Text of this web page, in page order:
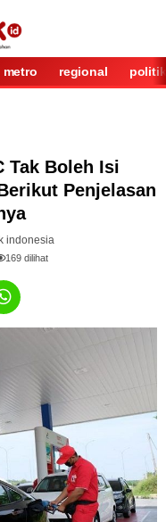
metro regional politik
Tak Boleh Isi
Penjelasan
indonesia
169 dilihat